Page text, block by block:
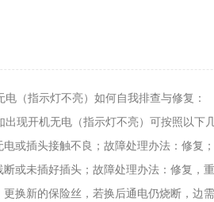
（指示灯不亮）如何自我排查与修复：
出现开机无电（指示灯不亮）可按照以下
或插头接触不良；故障处理办法：修复；
或未插好插头；故障处理办法：修复，重
换新的保险丝，若换后通电仍烧断，边